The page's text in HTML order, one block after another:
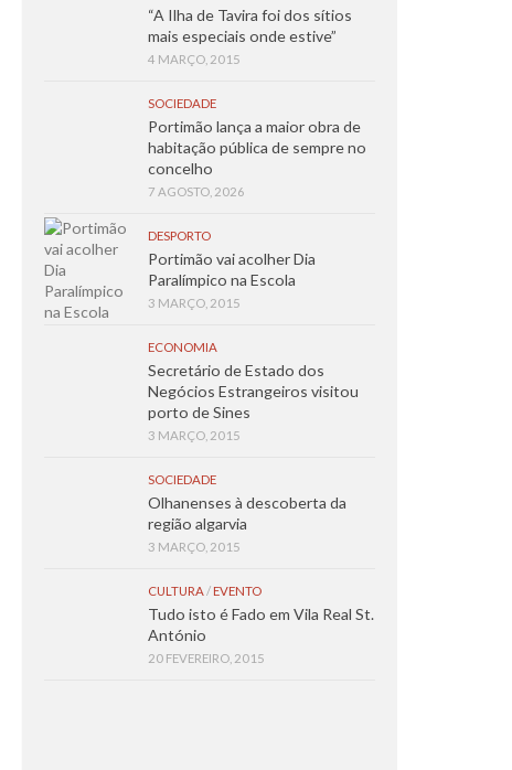
“A Ilha de Tavira foi dos sítios
mais especiais onde estive”
4 MARÇO, 2015
SOCIEDADE
Portimão lança a maior obra de
habitação pública de sempre no
concelho
7 AGOSTO, 2026
DESPORTO
Portimão vai acolher Dia
Paralímpico na Escola
3 MARÇO, 2015
ECONOMIA
Secretário de Estado dos
Negócios Estrangeiros visitou
porto de Sines
3 MARÇO, 2015
SOCIEDADE
Olhanenses à descoberta da
região algarvia
3 MARÇO, 2015
CULTURA/ EVENTO
Tudo isto é Fado em Vila Real St.
António
20 FEVEREIRO, 2015